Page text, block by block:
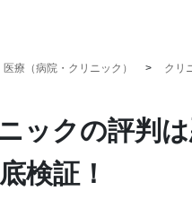
医療（病院・クリニック） クリ
ックの評判
検証！